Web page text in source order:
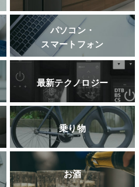
パソコン・
スマートフォン
最新テクノロジー
乗り物
お酒